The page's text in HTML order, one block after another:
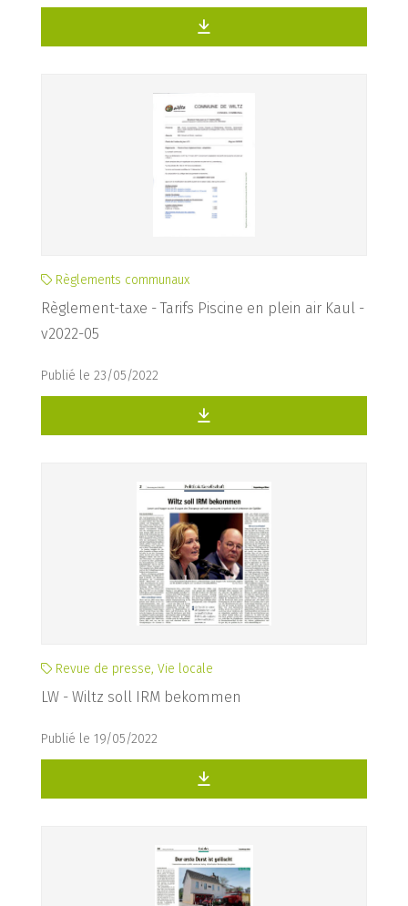
Règlements communaux
Règlement-taxe - Tarifs Piscine en plein air Kaul -
v2022-05
Publié le 23/05/2022
Revue de presse, Vie locale
LW - Wiltz soll IRM bekommen
Publié le 19/05/2022